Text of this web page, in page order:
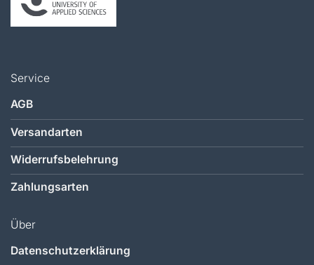
Service
AGB
Versandarten
Widerrufsbelehrung
Zahlungsarten
Über
Datenschutzerklärung